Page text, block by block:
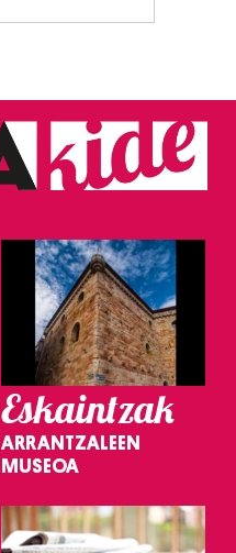
Eskaintzak
ARRANTZALEEN
MUSEOA